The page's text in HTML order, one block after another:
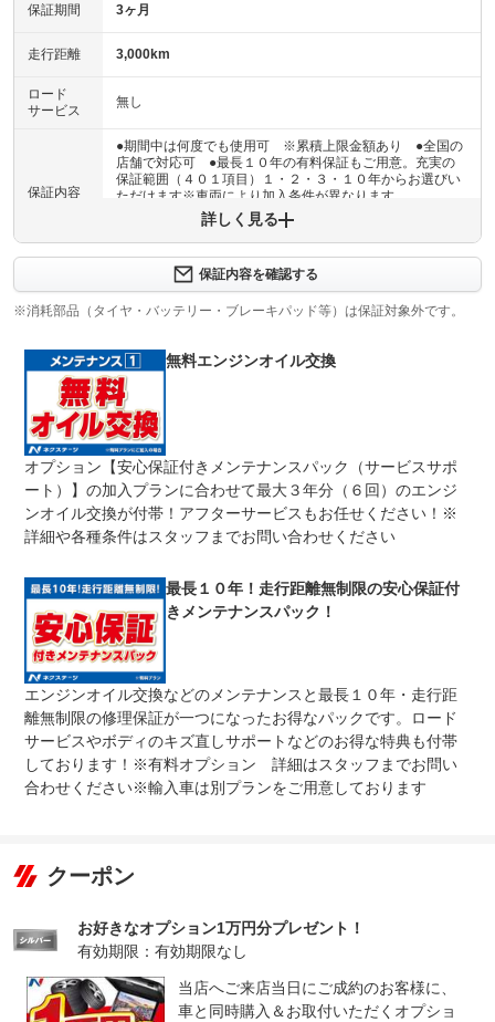
保証期間 3ヶ月
走行距離 3,000km
ロード
サービス
無し
保証内容
●期間中は何度でも使用可 ※累積上限金額あり ●全国の
店舗で対応可 ●最長１０年の有料保証もご用意。充実の
保証範囲（４０１項目）１・２・３・１０年からお選びい
ただけます※車両により加入条件が異なります
保証項目
３ヶ月・３０００ｋｍ以内ならエンジン、トランスミッシ
ョン、ハイブリッド、ステアリング、ブレーキの各機構に
おける主要項目を無償修理（または交換）いたします。
修理回数 無制限
上限金額
限度額無制限
期間中は何度でも修理可能！修理金額は車両本体価格の１
００％までしっかり保証します。車両本体価格５０万円以
下の場合は５０万円まで保証します。
免責金
無し
保証修理の対象となる場合は、お客様の費用負担は一切ご
ざいません。
保証修理
全国のネクステージで受付可能！ご遠方でネクステージに
は、スタッフまでお気軽にお尋ねください。
法定整備
整備付 法定12ヶ月または法定24ヶ月点検整備付
※車検なし・車検整備付の場合は法定24ヶ月点検整備付
※商用車は6ヶ月または12ヶ月点検整備付
法定整備
について
１．契約後～納車までに法定点検を実施致します。 ２．
支払総額に整備代金を含んでおります。 ３．点検記録簿
が発行されます。
詳しく見る
保証内容を確認する
※消耗部品（タイヤ・バッテリー・ブレーキパッド等）は保証対象外です。
無料エンジンオイル交換
オプション【安心保証付きメンテナンスパック（サービスサポ
ート）】の加入プランに合わせて最大３年分（６回）のエンジ
ンオイル交換が付帯！アフターサービスもお任せください！※
詳細や各種条件はスタッフまでお問い合わせください
最長１０年！走行距離無制限の安心保証付
きメンテナンスパック！
エンジンオイル交換などのメンテナンスと最長１０年・走行距
離無制限の修理保証が一つになったお得なパックです。ロード
サービスやボディのキズ直しサポートなどのお得な特典も付帯
しております！※有料オプション 詳細はスタッフまでお問い
合わせください※輸入車は別プランをご用意しております
クーポン
お好きなオプション1万円分プレゼント！
有効期限：有効期限なし
当店へご来店当日にご成約のお客様に、
車と同時購入＆お取付いただくオプショ